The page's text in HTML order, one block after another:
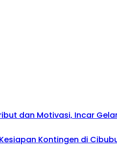
dan Motivasi, Incar
Kontingen di